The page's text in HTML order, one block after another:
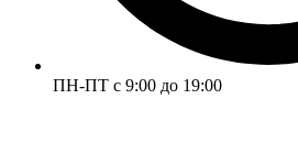
ПН-ПТ с 9:00 до 19:00